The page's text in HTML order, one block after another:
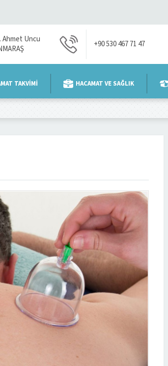
Ahmet Uncu
+90 530 467 71 47
TAKVİMİ HACAMAT VE SAĞLIK